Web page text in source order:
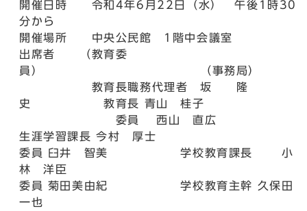
開催日時 令和4年6月22日（水） 午後1時30
分から
開催場所 中央公民館 1階中会議室
出席者 （教育委
員） （事務局）
教育長職務代理者 坂 隆
史 教育長 青山 桂子
委員 西山 直広
生涯学習課長 今村 厚士
委員 臼井 智美 学校教育課長 小
林 洋臣
委員 菊田美由紀 学校教育主幹 久保田
一也